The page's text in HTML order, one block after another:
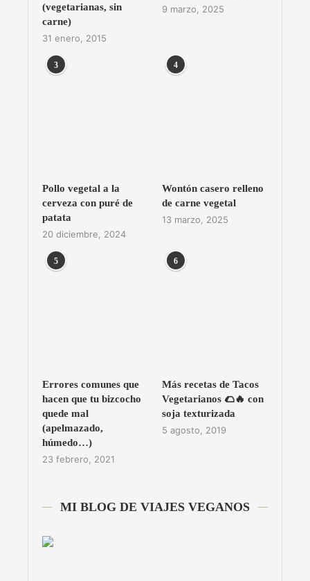
(vegetarianas, sin
carne)
31 enero, 2015
9 marzo, 2025
3
Pollo vegetal a la
cerveza con puré de
patata
20 diciembre, 2024
4
Wontón casero relleno
de carne vegetal
13 marzo, 2025
5
Errores comunes que
hacen que tu bizcocho
quede mal
(apelmazado,
húmedo…)
23 febrero, 2021
6
Más recetas de Tacos
Vegetarianos 🌮🔥 con
soja texturizada
5 agosto, 2019
MI BLOG DE VIAJES VEGANOS